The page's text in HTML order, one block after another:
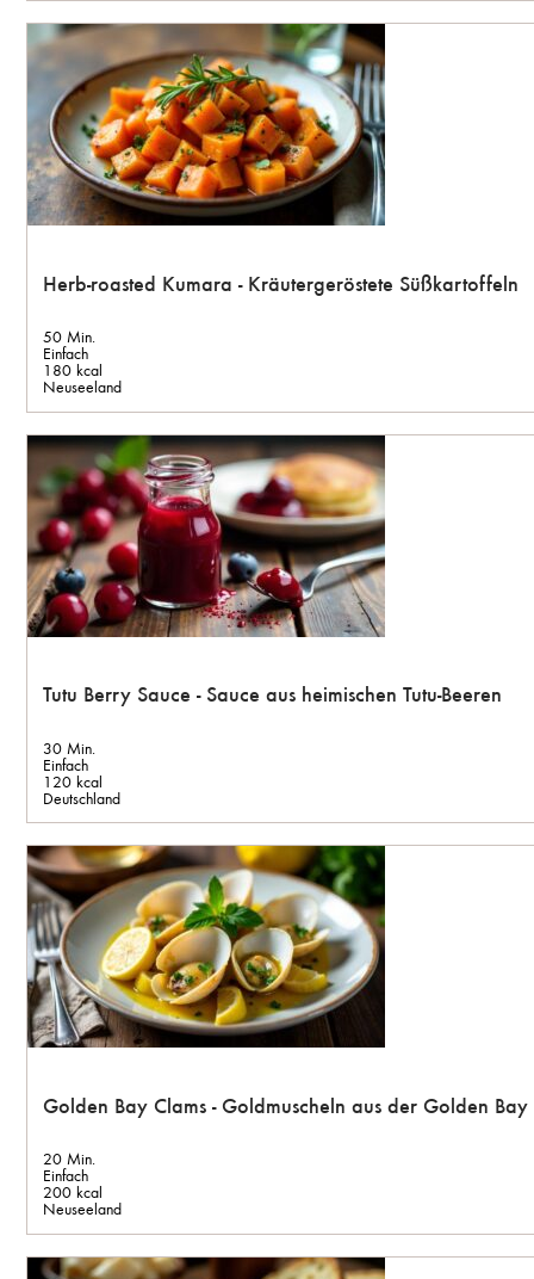
Herb-roasted Kumara - Kräutergeröstete Süßkartoffeln
50 Min.
Einfach
180 kcal
Neuseeland
Tutu Berry Sauce - Sauce aus heimischen Tutu-Beeren
30 Min.
Einfach
120 kcal
Deutschland
Golden Bay Clams - Goldmuscheln aus der Golden Bay
20 Min.
Einfach
200 kcal
Neuseeland